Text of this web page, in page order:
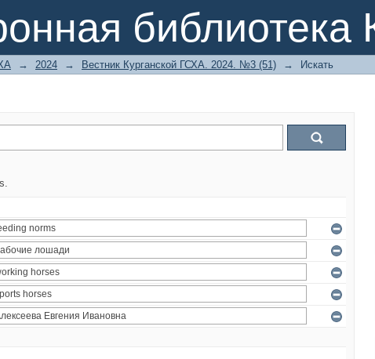
библиотека
→ 2024 → Вестник Курганской ГСХА. 2024. №3 (51) → Искать